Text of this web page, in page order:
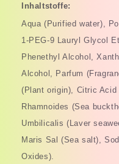
Inhaltstoffe:
Aqua (Purified water),
1-PEG-9 Lauryl Glycol
Phenethyl Alcohol,
Alcohol, Parfum
(Plant origin), Citric Acid
Rhamnoides (Sea
Umbilicalis (Laver
Maris Sal (Sea salt),
Oxides).